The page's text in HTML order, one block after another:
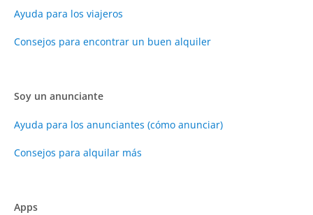
Ayuda para los viajeros
Consejos para encontrar un buen alquiler
Soy un anunciante
Ayuda para los anunciantes (cómo anunciar)
Consejos para alquilar más
Apps